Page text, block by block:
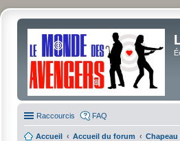
Raccourcis FAQ
Accueil Accueil du forum